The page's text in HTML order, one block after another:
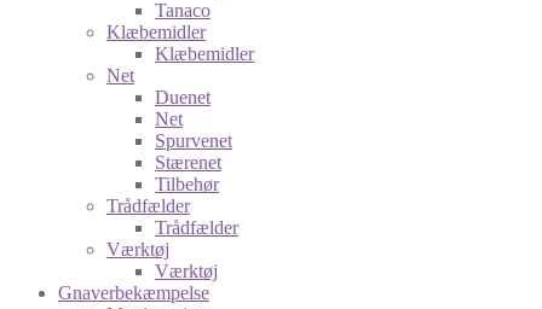
Tanaco
Klæbemidler
Klæbemidler
Net
Duenet
Net
Spurvenet
Stærenet
Tilbehør
Trådfælder
Trådfælder
Værktøj
Værktøj
Gnaverbekæmpelse